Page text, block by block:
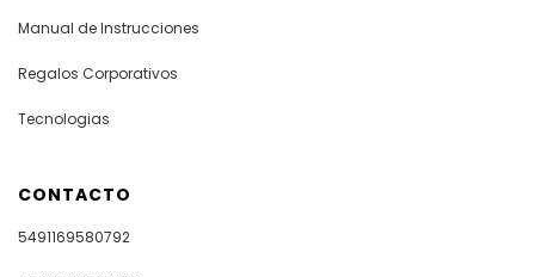
Manual de Instrucciones
Regalos Corporativos
Tecnologias
CONTACTO
5491169580792